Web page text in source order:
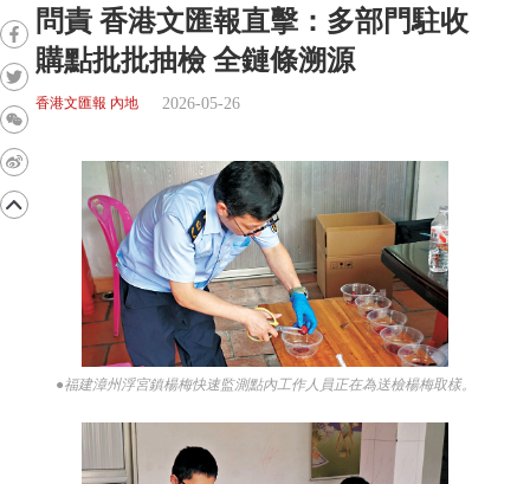
問責 香港文匯報直擊：多部門駐收
購點批批抽檢 全鏈條溯源
香港文匯報 內地 2026-05-26
●福建漳州浮宮鎮楊梅快速監測點內工作人員正在為送檢楊梅取樣。